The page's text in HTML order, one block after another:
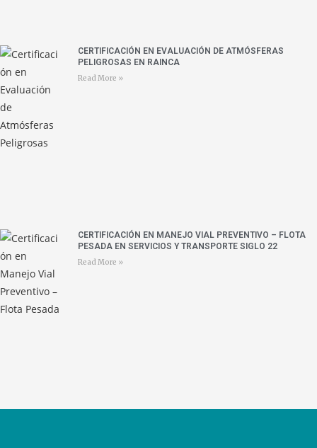
CERTIFICACIÓN EN EVALUACIÓN DE ATMÓSFERAS
PELIGROSAS EN RAINCA
Read More »
CERTIFICACIÓN EN MANEJO VIAL PREVENTIVO – FLOTA
PESADA EN SERVICIOS Y TRANSPORTE SIGLO 22
Read More »